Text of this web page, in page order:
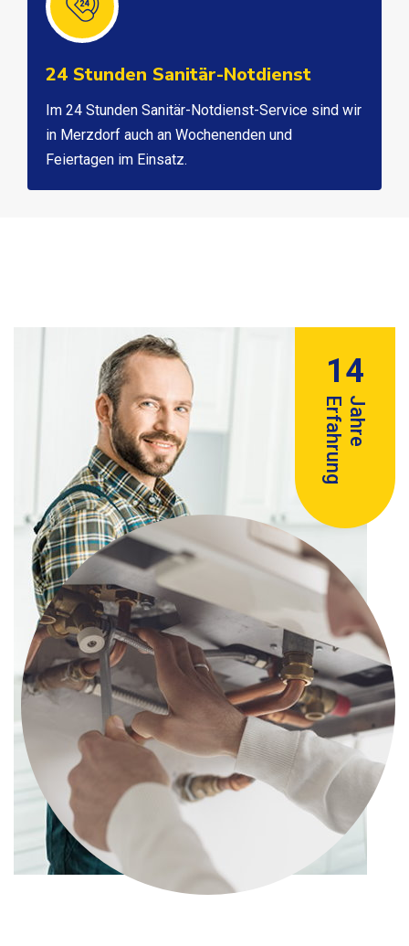
24 Stunden Sanitär-Notdienst
Im 24 Stunden Sanitär-Notdienst-Service sind wir
in Merzdorf auch an Wochenenden und
Feiertagen im Einsatz.
14
Jahre
Erfahrung